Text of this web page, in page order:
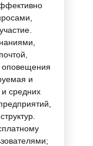
оповещения
и
средних